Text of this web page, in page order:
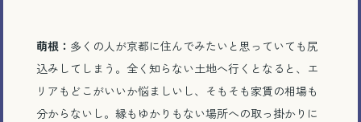
萌根： 多くの人が京都に住んでみたいと思っていても尻
込みしてしまう。全く知らない土地へ行くとなると、エ
リアもどこがいいか悩ましいし、そもそも家賃の相場も
分からないし。縁もゆかりもない場所への取っ掛かりに